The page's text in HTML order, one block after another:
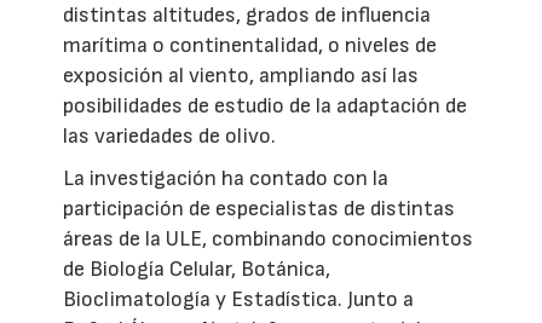
distintas altitudes, grados de influencia
marítima o continentalidad, o niveles de
exposición al viento, ampliando así las
posibilidades de estudio de la adaptación de
las variedades de olivo.
La investigación ha contado con la
participación de especialistas de distintas
áreas de la ULE, combinando conocimientos
de Biología Celular, Botánica,
Bioclimatología y Estadística. Junto a